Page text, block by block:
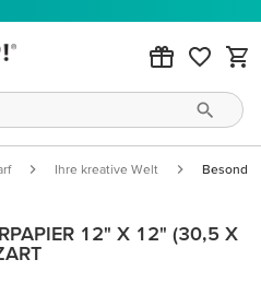
Ihre kreative Welt
12" X 12" (30,5 X